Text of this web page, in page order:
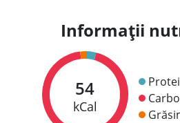
Informații
54
kCal